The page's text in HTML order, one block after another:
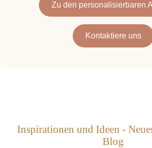
Zu den personalisierbaren
Kontaktiere uns
Inspirationen und Ideen -
Blog